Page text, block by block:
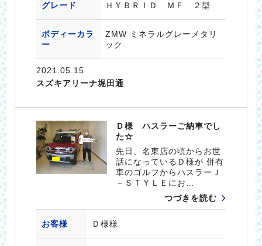
グレード ＨＹＢＲＩＤ ＭＦ ２型
ボディーカラ
ー
ZMW ミネラルグレーメタリ
ック
2021.05.15
スズキアリーナ堀田通
Ｄ様 ハスラーご納車でし
た☆
先日、名東店の頃からお世
話になっているＤ様が 併有
車のゴルフからハスラーＪ
－ＳＴＹＬＥにお…
つづきを読む
お客様 Ｄ様様